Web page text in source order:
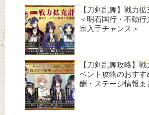
【刀剣乱舞】戦力拡
＜明石国行・不動
宗入手チャンス＞
【刀剣乱舞攻略】
ベント攻略のおすす
酬・ステージ情報ま